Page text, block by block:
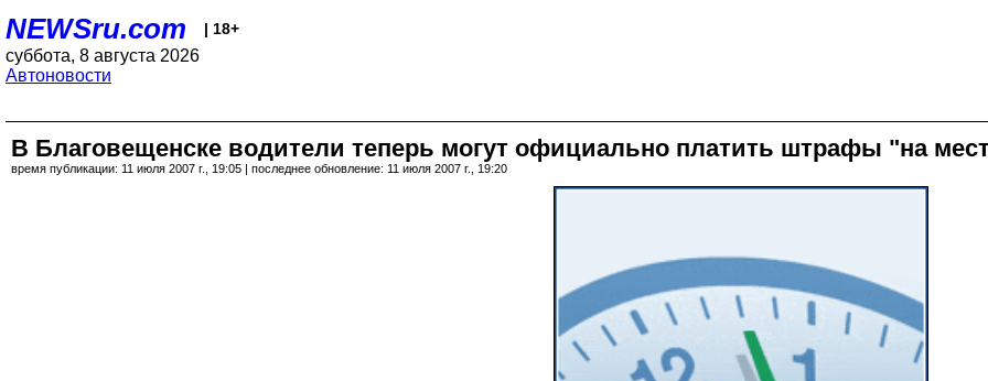
NEWSru.com | 18+
суббота, 8 августа 2026
Автоновости
В Благовещенске водители теперь могут официально платить штрафы "на
время публикации: 11 июля 2007 г., 19:05 | последнее обновление: 11 июля 2007 г., 19:20